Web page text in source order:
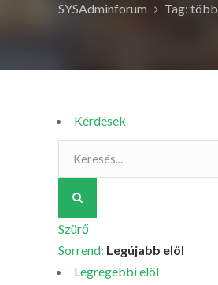
SYSAdminforum Tag: több
Kérdések
Szürő
Sorrend: Legújabb elöl
Legrégebbi elöl